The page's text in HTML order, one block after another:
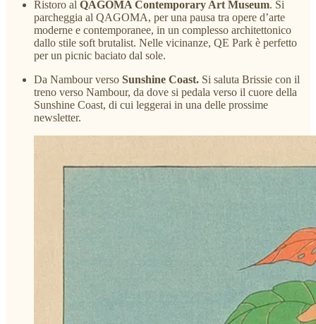
Ristoro al QAGOMA Contemporary Art Museum. Si
parcheggia al QAGOMA, per una pausa tra opere d’arte
moderne e contemporanee, in un complesso architettonico
dallo stile soft brutalist. Nelle vicinanze, QE Park è perfetto
per un picnic baciato dal sole.
Da Nambour verso Sunshine Coast. Si saluta Brissie con il
treno verso Nambour, da dove si pedala verso il cuore della
Sunshine Coast, di cui leggerai in una delle prossime
newsletter.